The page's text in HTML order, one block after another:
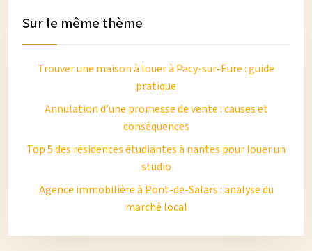
Sur le même thème
Trouver une maison à louer à Pacy-sur-Eure : guide
pratique
Annulation d’une promesse de vente : causes et
conséquences
Top 5 des résidences étudiantes à nantes pour louer un
studio
Agence immobilière à Pont-de-Salars : analyse du
marché local